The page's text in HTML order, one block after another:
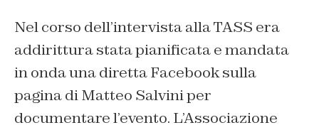
Nel corso dell’intervista alla TASS era
addirittura stata pianificata e mandata
in onda una diretta Facebook sulla
pagina di Matteo Salvini per
documentare l’evento. L’Associazione